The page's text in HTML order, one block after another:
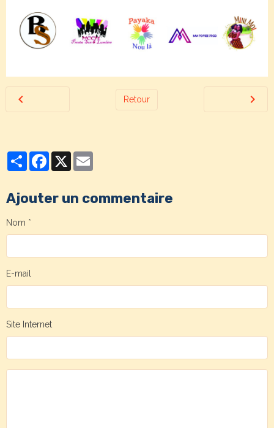
Retour
PartagerFacebook
X
Ajouter un commentaire
Nom
E-mail
Site Internet